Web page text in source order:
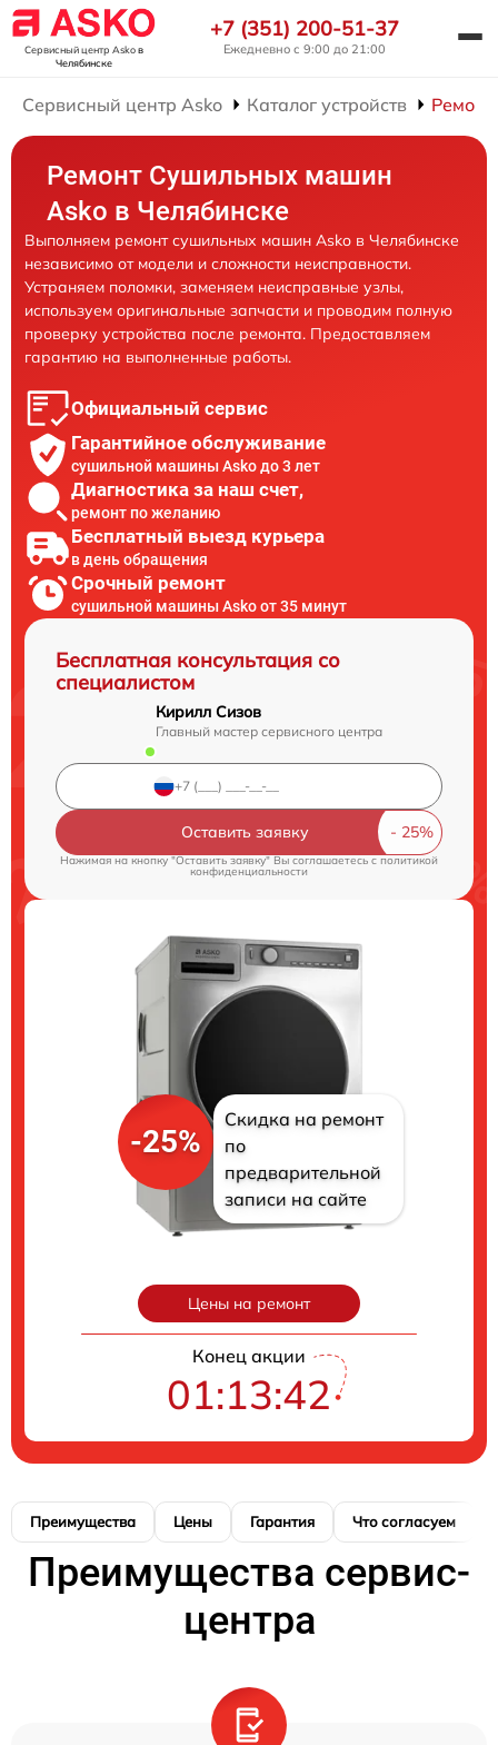
Сервисный центр Askoв
Челябинске
+7 (351) 200-51-37
Ежедневно с 9:00 до 21:00
Сервисный центр Asko Каталог устройств
Ремонт Сушильных машин
Asko в Челябинске
Выполняем ремонт сушильных машин Asko в Челябинске
независимо от модели и сложности неисправности.
Устраняем поломки, заменяем неисправные узлы,
используем оригинальные запчасти и проводим полную
проверку устройства после ремонта. Предоставляем
гарантию на выполненные работы.
Официальный сервис
Гарантийное обслуживание
сушильной машины Asko до 3 лет
Диагностика за наш счет,
ремонт по желанию
Бесплатный выезд курьера
в день обращения
Срочный ремонт
сушильной машины Asko от 35 минут
Бесплатная консультация со
специалистом
Кирилл Сизов
Главный мастер сервисного центра
Оставить заявку
Нажимая на кнопку "Оставить заявку" Вы соглашаетесь cполитикой
конфиденциальности
-25%
Скидка на ремонт
по
предварительной
записи на сайте
Цены на ремонт
Конец акции
01:13:41
Преимущества Цены Гарантия Что согласуем
Преимущества сервис-
центра